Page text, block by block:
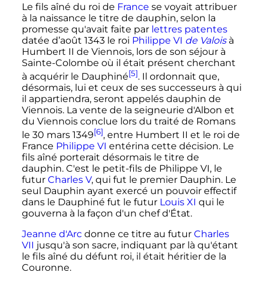
Le fils aîné du roi de France se voyait attribuer
à la naissance le titre de dauphin, selon la
promesse qu'avait faite par lettres patentes
datée d’août 1343 le roi Philippe VI de Valoisà
Humbert II de Viennois, lors de son séjour à
Sainte-Colombe où il était présent cherchant
à acquérir le Dauphiné[5]. Il ordonnait que,
désormais, lui et ceux de ses successeurs à qui
il appartiendra, seront appelés dauphin de
Viennois. La vente de la seigneurie d'Albon et
du Viennois conclue lors du traité de Romans
le 30 mars 1349[6], entre Humbert II et le roi de
France Philippe VI entérina cette décision. Le
fils aîné porterait désormais le titre de
dauphin. C'est le petit-fils de Philippe VI, le
futur Charles V, qui fut le premier Dauphin. Le
seul Dauphin ayant exercé un pouvoir effectif
dans le Dauphiné fut le futur Louis XI qui le
gouverna à la façon d'un chef d'État.
Jeanne d'Arcdonne ce titre au futur Charles
VII jusqu'à son sacre, indiquant par là qu'étant
le fils aîné du défunt roi, il était héritier de la
Couronne.